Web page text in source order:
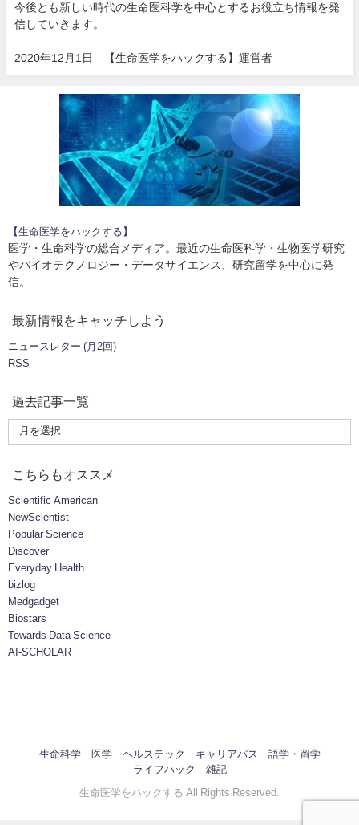
今後とも新しい時代の生命医科学を中心とするお役立ち情報を発
信していきます。
2020年12月1日 【生命医学をハックする】運営者
【生命医学をハックする】
医学・生命科学の総合メディア。最近の生命医科学・生物医学研究
やバイオテクノロジー・データサイエンス、研究留学を中心に発
信。
最新情報をキャッチしよう
ニュースレター (月2回)
RSS
過去記事一覧
こちらもオススメ
Scientific American
NewScientist
Popular Science
Discover
Everyday Health
bizlog
Medgadget
Biostars
Towards Data Science
AI-SCHOLAR
生命科学 医学 ヘルステック キャリアパス
語学・留学
ライフハック
雑記
生命医学をハックする All Rights Reserved.